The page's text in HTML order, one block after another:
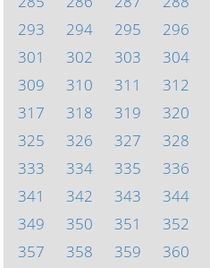
293
294 295 296
301
302 303 304
309
310 311 312
317
318 319 320
325
326 327 328
333
334 335 336
341
342 343 344
349
350 351 352
357
358 359 360